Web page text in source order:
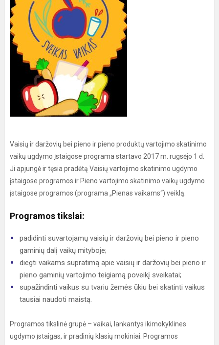
Vaisių ir daržovių bei pieno ir pieno produktų vartojimo skatinimo
vaikų ugdymo įstaigose programa startavo 2017 m. rugsėjo 1 d.
Ji apjungė ir tęsia pradėtą Vaisių vartojimo skatinimo ugdymo
įstaigose programos ir Pieno vartojimo skatinimo vaikų ugdymo
įstaigose programos (programa „Pienas vaikams“) veiklą.
Programos tikslai:
padidinti suvartojamų vaisių ir daržovių bei pieno ir pieno
gaminių dalį vaikų mityboje;
diegti vaikams supratimą apie vaisių ir daržovių bei pieno ir
pieno gaminių vartojimo teigiamą poveikį sveikatai;
supažindinti vaikus su tvariu žemės ūkiu bei skatinti vaikus
tausiai naudoti maistą.
Programos tikslinė grupė – vaikai, lankantys ikimokyklines
ugdymo įstaigas, ir pradinių klasių mokiniai. Programos